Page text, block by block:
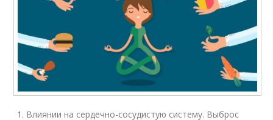
Влиянии на сердечно-сосудистую систему. Выброс